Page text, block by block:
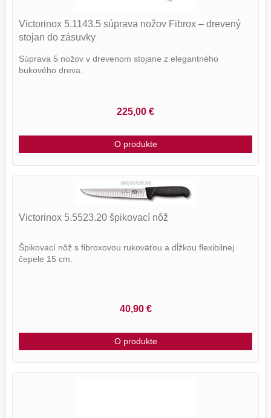
Victorinox 5.1143.5 súprava nožov Fibrox – drevený
stojan do zásuvky
Súprava 5 nožov v drevenom stojane z elegantného
bukového dreva.
225,00 €
O produkte
Victorinox 5.5523.20 špikovací nôž
Špikovací nôž s fibroxovou rukoväťou a dĺžkou flexibilnej
čepele 15 cm.
40,90 €
O produkte